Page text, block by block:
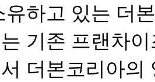
유하고 있는 더
기존 프랜차
더본코리아의